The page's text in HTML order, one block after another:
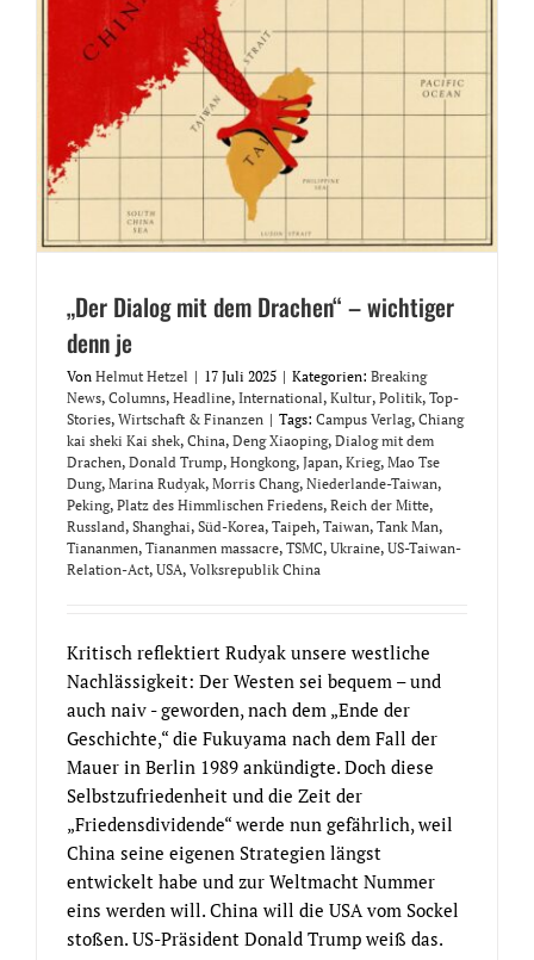
„Der Dialog mit dem Drachen“ – wichtiger
denn je
Von Helmut Hetzel | 17 Juli 2025 | Kategorien: Breaking
News, Columns, Headline, International, Kultur, Politik, Top-
Stories, Wirtschaft & Finanzen | Tags: Campus Verlag, Chiang
kai sheki Kai shek, China, Deng Xiaoping, Dialog mit dem
Drachen, Donald Trump, Hongkong, Japan, Krieg, Mao Tse
Dung, Marina Rudyak, Morris Chang, Niederlande-Taiwan,
Peking, Platz des Himmlischen Friedens, Reich der Mitte,
Russland, Shanghai, Süd-Korea, Taipeh, Taiwan, Tank Man,
Tiananmen, Tiananmen massacre, TSMC, Ukraine, US-Taiwan-
Relation-Act, USA, Volksrepublik China
Kritisch reflektiert Rudyak unsere westliche
Nachlässigkeit: Der Westen sei bequem – und
auch naiv - geworden, nach dem „Ende der
Geschichte,“ die Fukuyama nach dem Fall der
Mauer in Berlin 1989 ankündigte. Doch diese
Selbstzufriedenheit und die Zeit der
„Friedensdividende“ werde nun gefährlich, weil
China seine eigenen Strategien längst
entwickelt habe und zur Weltmacht Nummer
eins werden will. China will die USA vom Sockel
stoßen. US-Präsident Donald Trump weiß das.